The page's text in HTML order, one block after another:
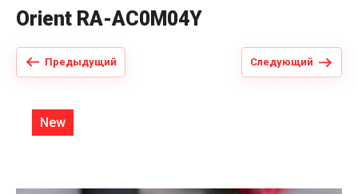
Orient RA-AC0M04Y
Предыдущий Следующий
New